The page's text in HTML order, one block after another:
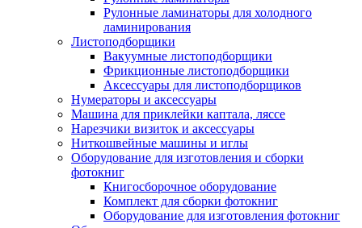
Рулонные ламинаторы для холодного
ламинирования
Листоподборщики
Вакуумные листоподборщики
Фрикционные листоподборщики
Аксессуары для листоподборщиков
Нумераторы и аксессуары
Машина для приклейки каптала, ляссе
Нарезчики визиток и аксессуары
Ниткошвейные машины и иглы
Оборудование для изготовления и сборки
фотокниг
Книгосборочное оборудование
Комплект для сборки фотокниг
Оборудование для изготовления фотокниг